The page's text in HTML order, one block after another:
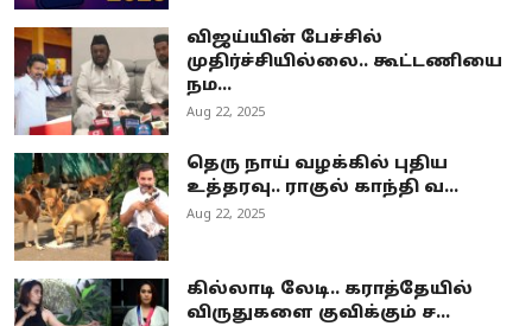
விஜய்யின் பேச்சில்
முதிர்ச்சியில்லை.. கூட்டணியை
நம...
Aug 22, 2025
தெரு நாய் வழக்கில் புதிய
உத்தரவு.. ராகுல் காந்தி வ...
Aug 22, 2025
கில்லாடி லேடி.. கராத்தேயில்
விருதுகளை குவிக்கும் ச...